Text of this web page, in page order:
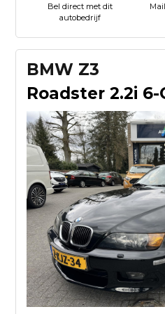
Bel direct met dit
autobedrijf
BMW Z3